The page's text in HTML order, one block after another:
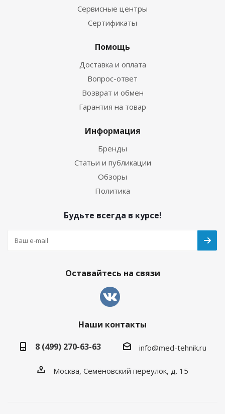
Сервисные центры
Сертификаты
Помощь
Доставка и оплата
Вопрос-ответ
Возврат и обмен
Гарантия на товар
Информация
Бренды
Статьи и публикации
Обзоры
Политика
Будьте всегда в курсе!
Оставайтесь на связи
Наши контакты
8 (499) 270-63-63
info@med-tehnik.ru
Москва, Семёновский переулок, д. 15